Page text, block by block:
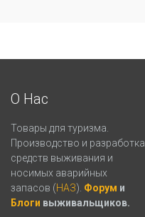
О Нас
Товары для туризма.
Производство и разработка
средств выживания и
носимых аварийных
запасов (НАЗ). Форум и
Блоги выживальщиков.